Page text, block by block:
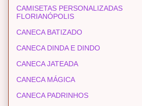
CAMISETAS PERSONALIZADAS
FLORIANÓPOLIS
CANECA BATIZADO
CANECA DINDA E DINDO
CANECA JATEADA
CANECA MÁGICA
CANECA PADRINHOS